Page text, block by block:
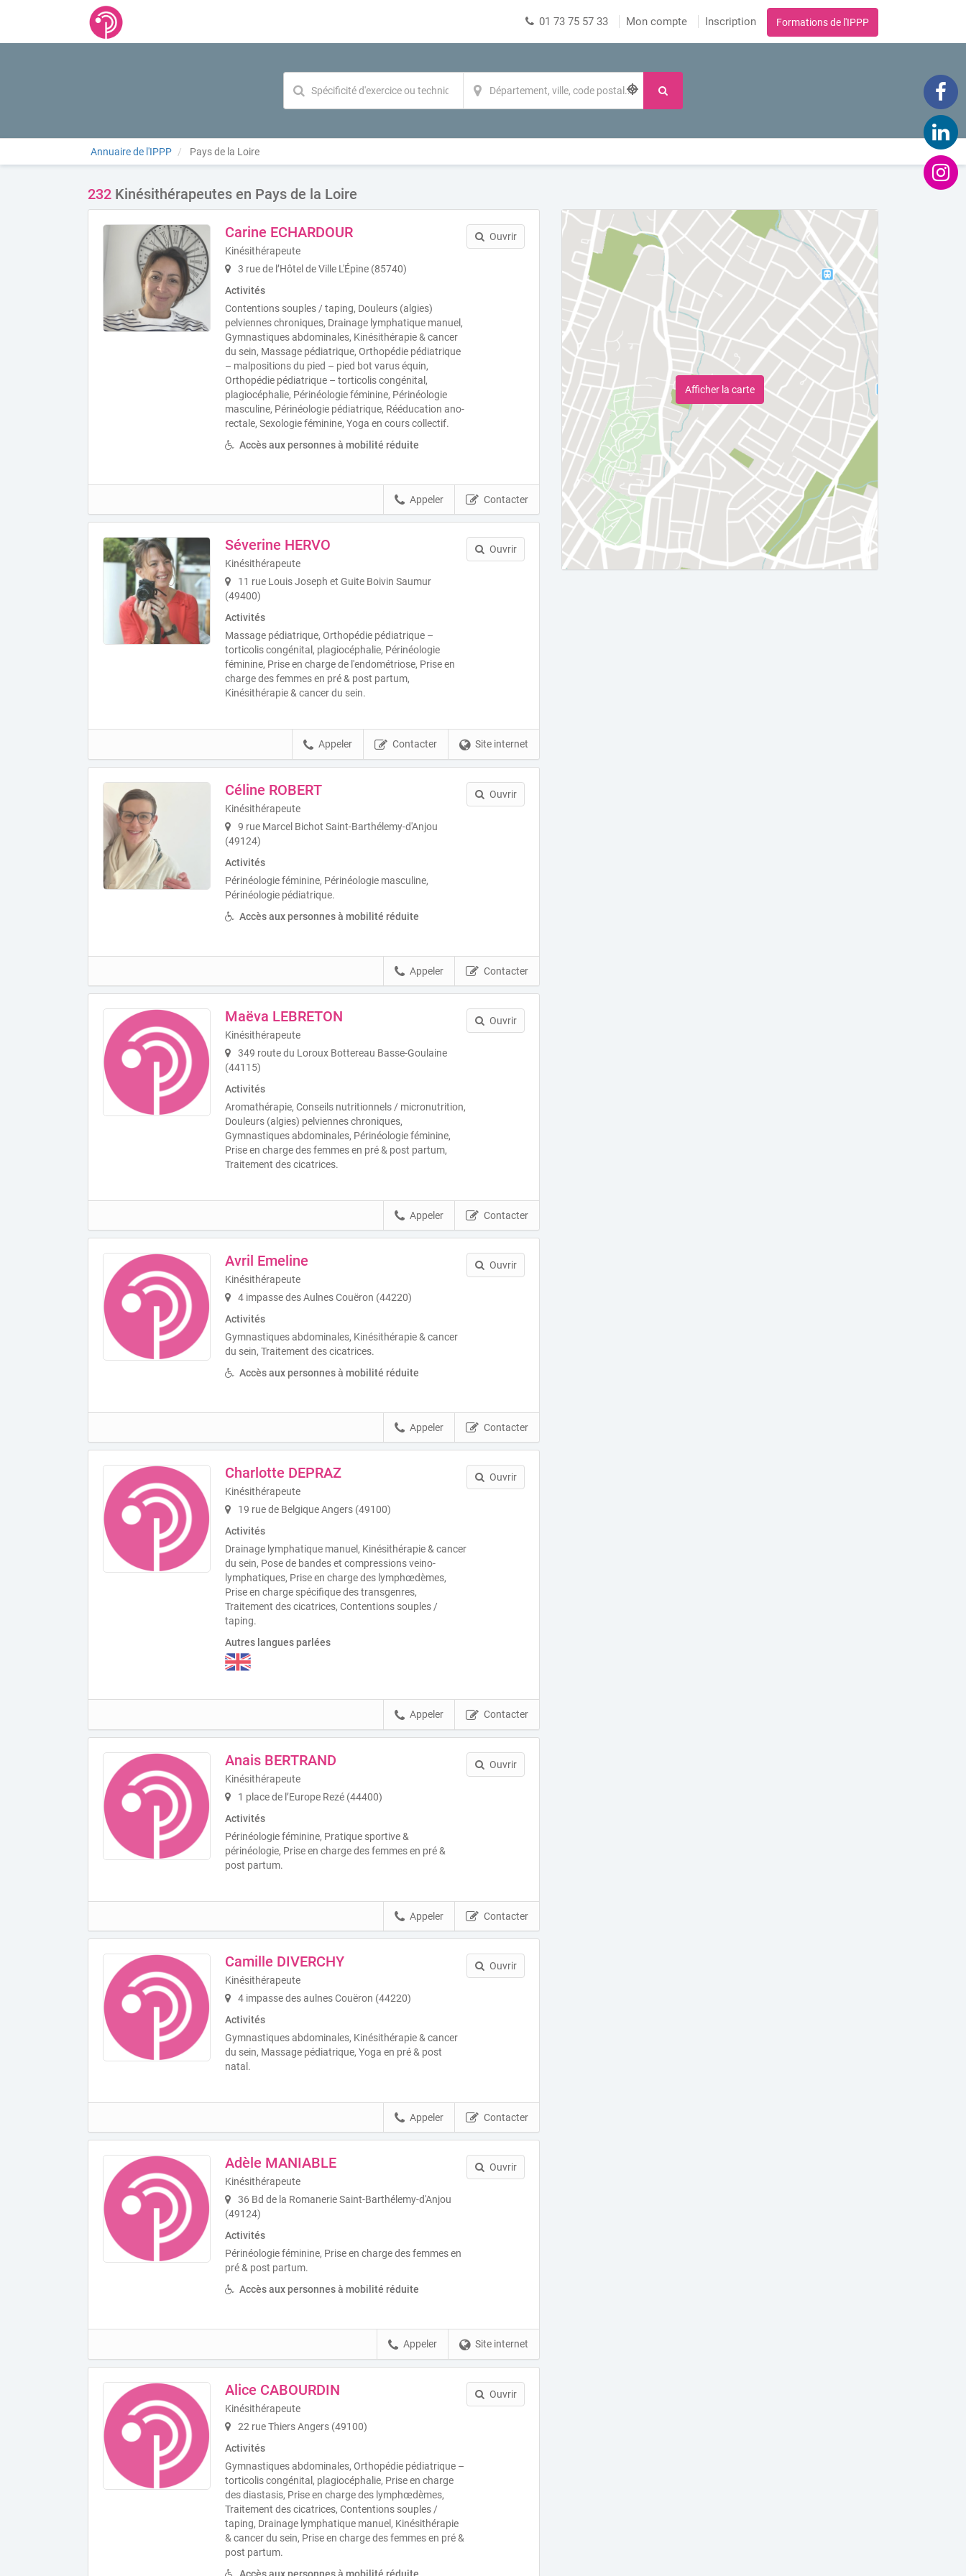
01 73 75 57 33 Mon compte Inscription Formations de l'IPPP
Annuaire de l'IPPP Pays de la Loire
232 Kinésithérapeutes en Pays de la Loire
Carine ECHARDOUR
Kinésithérapeute
3 rue de l’Hôtel de Ville L'Épine (85740)
Activités
Contentions souples / taping, Douleurs (algies)
pelviennes chroniques, Drainage lymphatique manuel,
Gymnastiques abdominales, Kinésithérapie & cancer
du sein, Massage pédiatrique, Orthopédie pédiatrique
– malpositions du pied – pied bot varus équin,
Orthopédie pédiatrique – torticolis congénital,
plagiocéphalie, Périnéologie féminine, Périnéologie
masculine, Périnéologie pédiatrique, Rééducation ano-
rectale, Sexologie féminine, Yoga en cours collectif.
Accès aux personnes à mobilité réduite
Ouvrir
Contacter
Appeler
Séverine HERVO
Kinésithérapeute
11 rue Louis Joseph et Guite Boivin Saumur
(49400)
Activités
Massage pédiatrique, Orthopédie pédiatrique –
torticolis congénital, plagiocéphalie, Périnéologie
féminine, Prise en charge de l'endométriose, Prise en
charge des femmes en pré & post partum,
Kinésithérapie & cancer du sein.
Ouvrir
Site internet
Contacter
Appeler
Céline ROBERT
Kinésithérapeute
9 rue Marcel Bichot Saint-Barthélemy-d'Anjou
(49124)
Activités
Périnéologie féminine, Périnéologie masculine,
Périnéologie pédiatrique.
Accès aux personnes à mobilité réduite
Ouvrir
Contacter
Appeler
Maëva LEBRETON
Kinésithérapeute
349 route du Loroux Bottereau Basse-Goulaine
(44115)
Activités
Aromathérapie, Conseils nutritionnels / micronutrition,
Douleurs (algies) pelviennes chroniques,
Gymnastiques abdominales, Périnéologie féminine,
Prise en charge des femmes en pré & post partum,
Traitement des cicatrices.
Ouvrir
Contacter
Appeler
Avril Emeline
Kinésithérapeute
4 impasse des Aulnes Couëron (44220)
Activités
Gymnastiques abdominales, Kinésithérapie & cancer
du sein, Traitement des cicatrices.
Accès aux personnes à mobilité réduite
Ouvrir
Contacter
Appeler
Charlotte DEPRAZ
Kinésithérapeute
19 rue de Belgique Angers (49100)
Activités
Drainage lymphatique manuel, Kinésithérapie & cancer
du sein, Pose de bandes et compressions veino-
lymphatiques, Prise en charge des lymphœdèmes,
Prise en charge spécifique des transgenres,
Traitement des cicatrices, Contentions souples /
taping.
Autres langues parlées
Ouvrir
Contacter
Appeler
Anais BERTRAND
Kinésithérapeute
1 place de l’Europe Rezé (44400)
Activités
Périnéologie féminine, Pratique sportive &
périnéologie, Prise en charge des femmes en pré &
post partum.
Ouvrir
Contacter
Appeler
Camille DIVERCHY
Kinésithérapeute
4 impasse des aulnes Couëron (44220)
Activités
Gymnastiques abdominales, Kinésithérapie & cancer
du sein, Massage pédiatrique, Yoga en pré & post
natal.
Ouvrir
Contacter
Appeler
Adèle MANIABLE
Kinésithérapeute
36 Bd de la Romanerie Saint-Barthélemy-d'Anjou
(49124)
Activités
Périnéologie féminine, Prise en charge des femmes en
pré & post partum.
Accès aux personnes à mobilité réduite
Ouvrir
Site internet
Appeler
Alice CABOURDIN
Kinésithérapeute
22 rue Thiers Angers (49100)
Activités
Gymnastiques abdominales, Orthopédie pédiatrique –
torticolis congénital, plagiocéphalie, Prise en charge
des diastasis, Prise en charge des lymphœdèmes,
Traitement des cicatrices, Contentions souples /
taping, Drainage lymphatique manuel, Kinésithérapie
& cancer du sein, Prise en charge des femmes en pré &
post partum.
Accès aux personnes à mobilité réduite
Ouvrir
Afficher la carte